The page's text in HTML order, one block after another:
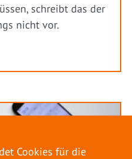
schreibt das der
nicht vor.
Cookies für die